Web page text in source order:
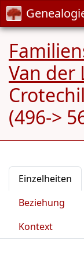
Van der
(496->
Einzelheiten
Beziehung
Kontext